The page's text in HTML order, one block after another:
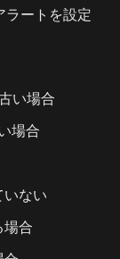
ラートを設定
い場合
場合
ない
合